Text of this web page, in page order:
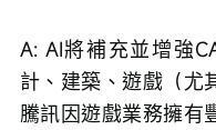
A: AI將補充並增強
計、建築、遊戲（尤
騰訊因遊戲業務擁有